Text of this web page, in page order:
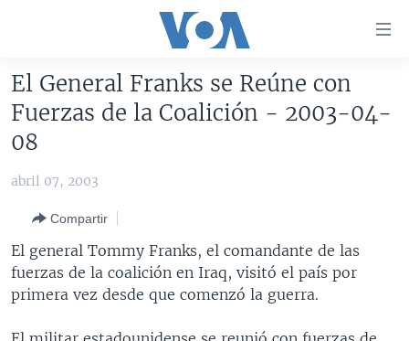
accesibilidad
contenido
Salte
principal
Salte
AMÉRICA DEL NORTE
VOA VERIFICA INMIGRACIÓN
VOA VERIFICA AMÉRICA LATINA
ARGENTINA
BOLIVIA
COLOMBIA
CHINA EN AMÉRICA LATINA
CENTROAMÉRICA
COSTA RICA
OTRAS SECCIONES
El General Franks se Reúne con
Fuerzas de la Coalición - 2003-04-
08
abril 07, 2003
Compartir
El general Tommy Franks, el comandante de las
fuerzas de la coalición en Iraq, visitó el país por
primera vez desde que comenzó la guerra.